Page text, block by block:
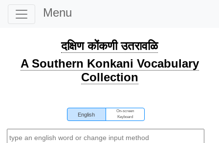
Menu
दक्षिण कोंकणी उतरावळि
A Southern Konkani Vocabulary
Collection
English
On-screen
Keyboard